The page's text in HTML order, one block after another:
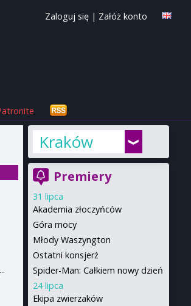
Zaloguj się | Załóż konto
Kraków
Premiery
31 lipca
Akademia złoczyńców
Góra mocy
Młody Waszyngton
Ostatni konsjerż
Spider-Man: Całkiem nowy dzień
24 lipca
Ekipa zwierzaków